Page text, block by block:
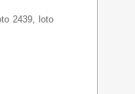
2439, loto